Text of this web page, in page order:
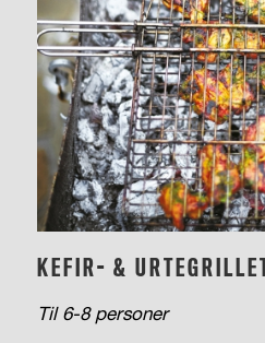
KEFIR- &
Til 6-8 personer